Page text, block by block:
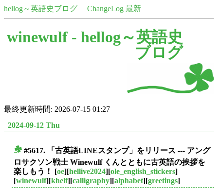
hellog～英語史ブログ ChangeLog 最新
winewulf - hellog～英語史
ブログ
最終更新時間: 2026-07-15 01:27
2024-09-12 Thu
#5617. 「古英語LINEスタンプ」をリリース --- アング
ロサクソン戦士 Winewulf くんとともに古英語の挨拶を
楽しもう！
[oe][hellive2024][ole_english_stickers]
[winewulf][khelf][calligraphy][alphabet][greetings]